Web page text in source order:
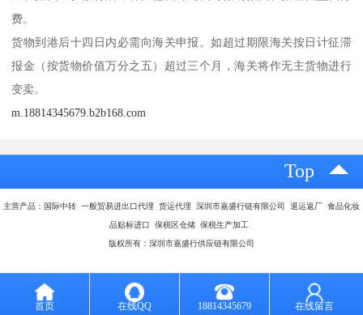
费。
货物到港后十四日内必需向海关申报。如超过期限海关按日计征滞
报金（按货物价值万分之五）超过三个月，海关将作无主货物进行
变卖。
m.18814345679.b2b168.com
Top
主营产品：国际中转 一般贸易进出口代理 货运代理 深圳市嘉盛行链有限公司 退运返厂 食品化妆
品贴标进口 保税区仓储 保税生产加工
版权所有：深圳市嘉盛行供应链有限公司
首页 在线QQ 18814345679 在线留言